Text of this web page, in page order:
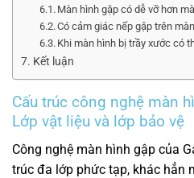
Màn hình gập có dễ vỡ hơn
Có cảm giác nếp gập trên
Khi màn hình bị trầy xước có
Kết luận
Cấu trúc công nghệ màn
Lớp vật liệu và lớp bảo vệ
Công nghệ màn hình gập của
trúc đa lớp phức tạp, khác hẳn